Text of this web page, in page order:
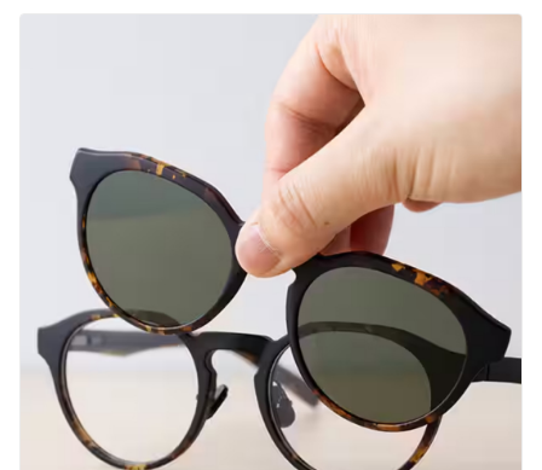
ブランドを探す
コンテンツを探す
スタッフコンテンツ
スタッフコンテンツ一覧
コーディネート
レビュー